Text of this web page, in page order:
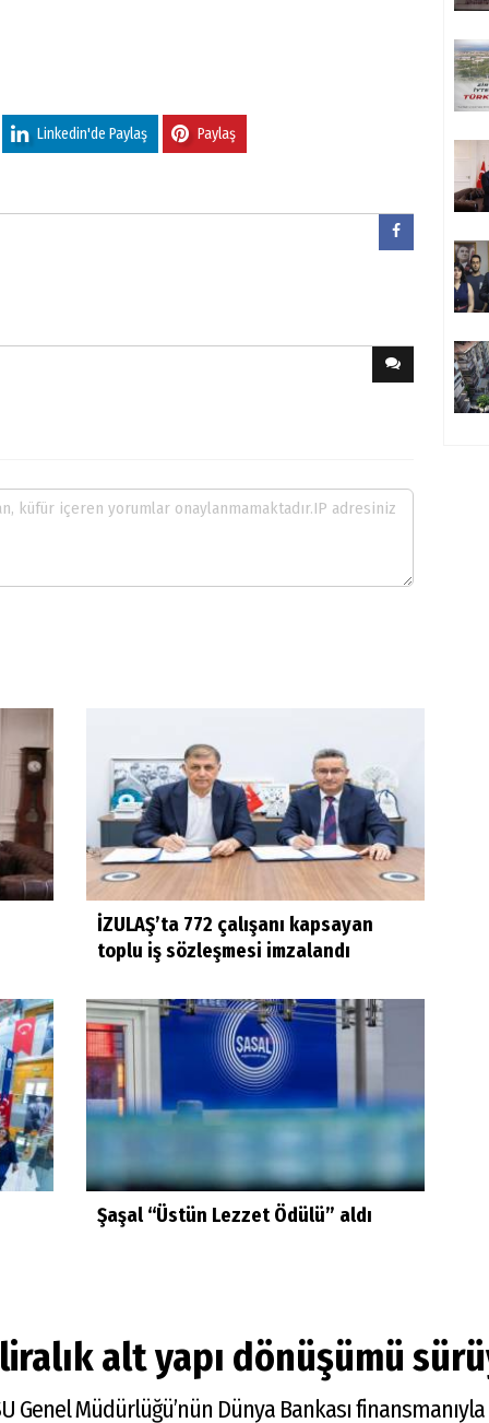
Linkedin'de Paylaş Paylaş
İZULAŞ’ta 772 çalışanı kapsayan
toplu iş sözleşmesi imzalandı
Şaşal “Üstün Lezzet Ödülü” aldı
alt yapı dönüşümü
Genel Müdürlüğü’nün Dünya Bankası